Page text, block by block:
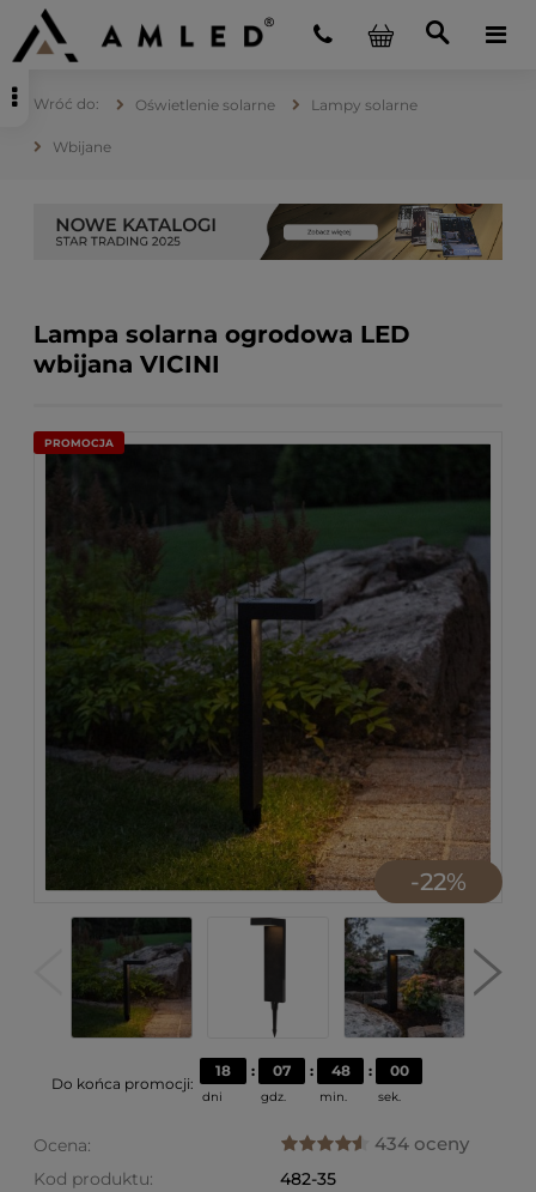
Oświetlenie solarne Lampy solarne
Wbijane
Lampa solarna ogrodowa LED
wbijana VICINI
PROMOCJA
-22%
Do końca promocji:
18
dni
07
gdz.
47
min.
59
sek.
Ocena: 434 oceny
Kod produktu:
482-35